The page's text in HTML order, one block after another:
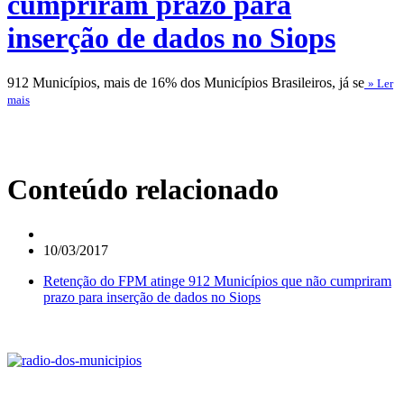
inserção de dados no Siops
912 Municípios, mais de 16% dos Municípios Brasileiros, já se » Ler
mais
Conteúdo relacionado
10/03/2017
Retenção do FPM atinge 912 Municípios que não cumpriram
prazo para inserção de dados no Siops